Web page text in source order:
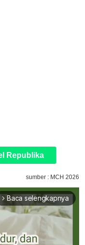
Republika
sumber : MCH 2026
arrow_forward_ios Baca selengkapnya